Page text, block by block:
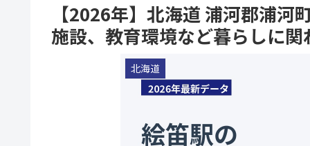
【2026年】北海道 浦河郡浦
施設、教育環境など暮らしに
北海道